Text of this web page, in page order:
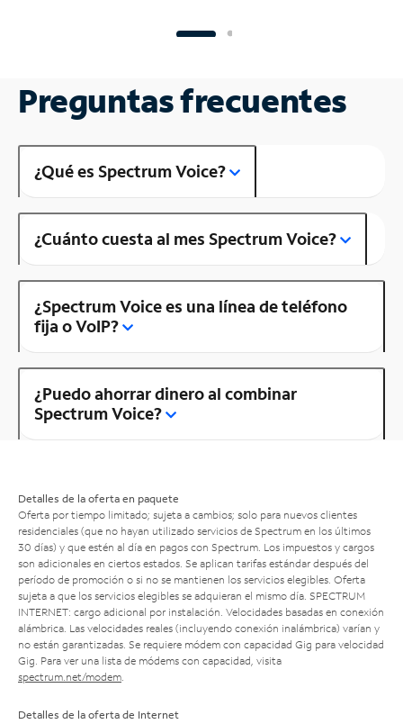
Preguntas frecuentes
¿Qué es Spectrum Voice?
¿Cuánto cuesta al mes Spectrum Voice?
¿Spectrum Voice es una línea de teléfono
fija o VoIP?
¿Puedo ahorrar dinero al combinar
Spectrum Voice?
Detalles de la oferta en paquete
Oferta por tiempo limitado; sujeta a cambios; solo para nuevos clientes
residenciales (que no hayan utilizado servicios de Spectrum en los últimos
30 días) y que estén al día en pagos con Spectrum. Los impuestos y cargos
son adicionales en ciertos estados. Se aplican tarifas estándar después del
período de promoción o si no se mantienen los servicios elegibles. Oferta
sujeta a que los servicios elegibles se adquieran el mismo día. SPECTRUM
INTERNET: cargo adicional por instalación. Velocidades basadas en conexión
alámbrica. Las velocidades reales (incluyendo conexión inalámbrica) varían y
no están garantizadas. Se requiere módem con capacidad Gig para velocidad
Gig. Para ver una lista de módems con capacidad, visita
spectrum.net/modem
Detalles de la oferta de Internet